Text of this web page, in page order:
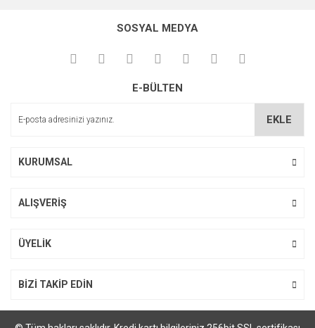
kullanarak tarafımıza iletebilirsiniz.
Görüş ve önerileriniz için teşekkür ederiz.
Ürün açıklamasında eksik bilgiler bulunuyor.
SOSYAL MEDYA
E-BÜLTEN
EKLE
KURUMSAL
ALIŞVERİŞ
ÜYELİK
BİZİ TAKİP EDİN